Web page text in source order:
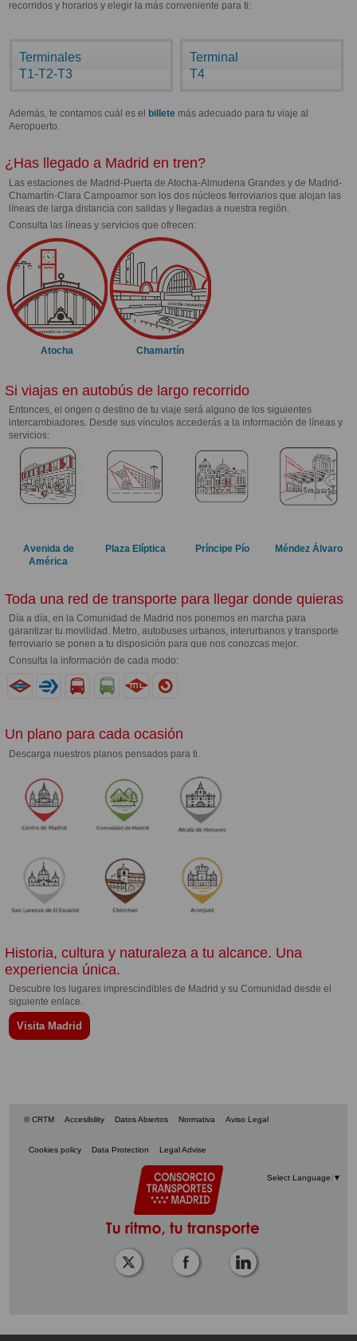
recorridos y horarios y elegir la más conveniente para ti:
Terminales
T1-T2-T3
Terminal
T4
Además, te contamos cuál es el billete más adecuado para tu viaje al
Aeropuerto.
¿Has llegado a Madrid en tren?
Las estaciones de Madrid-Puerta de Atocha-Almudena Grandes y de Madrid-
Chamartín-Clara Campoamor son los dos núcleos ferroviarios que alojan las
líneas de larga distancia con salidas y llegadas a nuestra región.
Consulta las líneas y servicios que ofrecen:
Atocha Chamartín
Si viajas en autobús de largo recorrido
Entonces, el origen o destino de tu viaje será alguno de los siguientes
intercambiadores. Desde sus vínculos accederás a la información de líneas y
servicios:
Avenida de
América
Plaza Elíptica Príncipe Pío Méndez Álvaro
Toda una red de transporte para llegar donde quieras
Día a día, en la Comunidad de Madrid nos ponemos en marcha para
garantizar tu movilidad. Metro, autobuses urbanos, interurbanos y transporte
ferroviario se ponen a tu disposición para que nos conozcas mejor.
Consulta la información de cada modo:
Un plano para cada ocasión
Descarga nuestros planos pensados para ti.
Historia, cultura y naturaleza a tu alcance. Una
experiencia única.
Descubre los lugares imprescindibles de Madrid y su Comunidad desde el
siguiente enlace.
Visita Madrid
© CRTM Accesibility Datos Abiertos Normativa Aviso Legal
Cookies policy Data Protection Legal Advise
Select Language ▼